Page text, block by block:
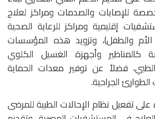
للإصابات والصدمات ومراكز لعلاج
إقليمية ومراكز للرعاية الصحية
والطفل)، وتزويد هذه المؤسسات
وأجهزة الغسيل الكلوي
فضلاً عن توفير معدات الحماية
الجراحية.
تفعيل نظام الإحالات الطبية للمرضى